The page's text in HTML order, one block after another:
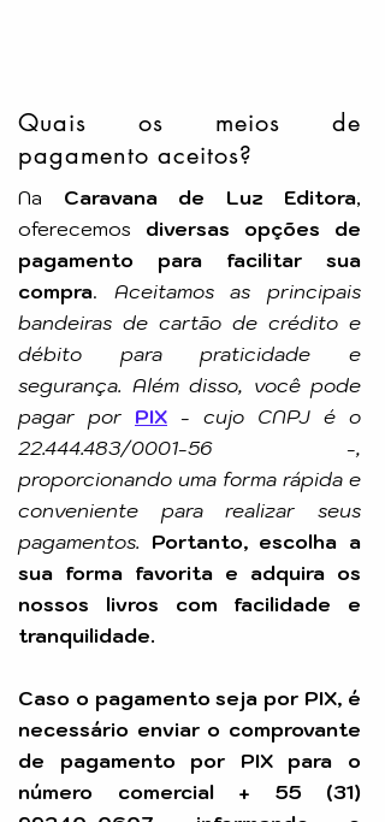
Quais os meios de
pagamento aceitos?
Na Caravana de Luz Editora,
oferecemos diversas opções de
pagamento para facilitar sua
compra. Aceitamos as principais
bandeiras de cartão de crédito e
débito para praticidade e
segurança. Além disso, você pode
pagar por PIX - cujo CNPJ é o
22.444.483/0001-56 -,
proporcionando uma forma rápida e
conveniente para realizar seus
pagamentos. Portanto, escolha a
sua forma favorita e adquira os
nossos livros com facilidade e
tranquilidade.
Caso o pagamento seja por PIX, é
necessário enviar o comprovante
de pagamento por PIX para o
número comercial + 55 (31)